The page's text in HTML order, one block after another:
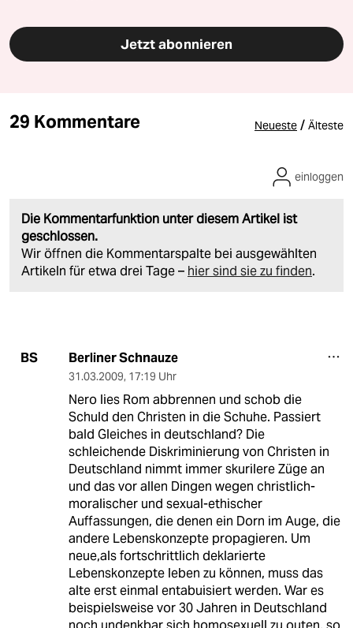
Jetzt abonnieren
29 Kommentare Neueste / Älteste
Die Kommentarfunktion unter diesem Artikel ist
geschlossen.
Wir öffnen die Kommentarspalte bei ausgewählten
Artikeln für etwa drei Tage – hier sind sie zu finden.
einloggen
BS Berliner Schnauze
31.03.2009, 17:19 Uhr
Nero lies Rom abbrennen und schob die
Schuld den Christen in die Schuhe. Passiert
bald Gleiches in deutschland? Die
schleichende Diskriminierung von Christen in
Deutschland nimmt immer skurilere Züge an
und das vor allen Dingen wegen christlich-
moralischer und sexual-ethischer
Auffassungen, die denen ein Dorn im Auge, die
andere Lebenskonzepte propagieren. Um
neue,als fortschrittlich deklarierte
Lebenskonzepte leben zu können, muss das
alte erst einmal entabuisiert werden. War es
beispielsweise vor 30 Jahren in Deutschland